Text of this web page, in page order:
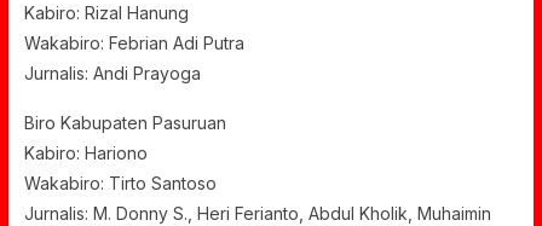
Kabiro: Rizal Hanung
Wakabiro: Febrian Adi Putra
Jurnalis: Andi Prayoga
Biro Kabupaten Pasuruan
Kabiro: Hariono
Wakabiro: Tirto Santoso
Jurnalis: M. Donny S., Heri Ferianto, Abdul Kholik, Muhaimin